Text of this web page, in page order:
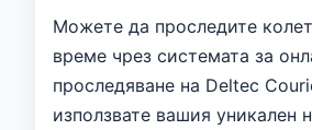
Можете да проследите
време чрез системата за
проследяване на Deltec
използвате вашия уникален